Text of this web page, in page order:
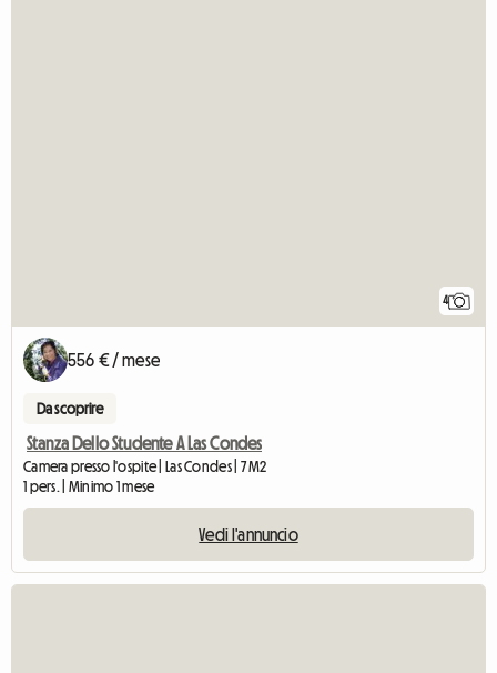
4
556 € / mese
Da scoprire
Stanza Dello Studente A Las Condes
Camera presso l'ospite | Las Condes | 7 M2
1 pers. | Minimo 1 mese
Vedi l'annuncio